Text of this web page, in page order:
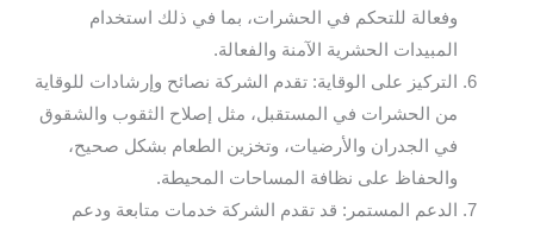
وفعالة للتحكم في الحشرات، بما في ذلك استخدام
المبيدات الحشرية الآمنة والفعالة.
التركيز على الوقاية: تقدم الشركة نصائح وإرشادات للوقاية
من الحشرات في المستقبل، مثل إصلاح الثقوب والشقوق
في الجدران والأرضيات، وتخزين الطعام بشكل صحيح،
والحفاظ على نظافة المساحات المحيطة.
الدعم المستمر: قد تقدم الشركة خدمات متابعة ودعم